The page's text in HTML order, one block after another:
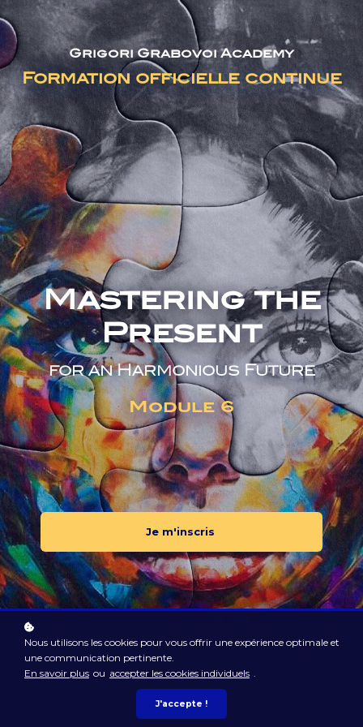
Grigori Grabovoi Academy
Formation officielle continue
Mastering the
Present
for an Harmonious Future
Module 6
Je m'inscris
Nous utilisons les cookies pour vous offrir une expérience optimale et
une communication pertinente.
En savoir plus ou accepter les cookies individuels .
J'accepte !